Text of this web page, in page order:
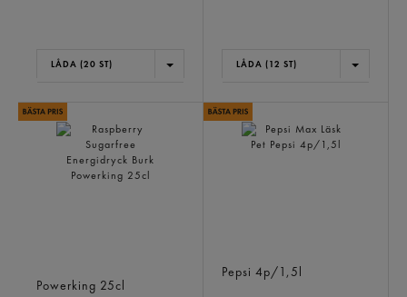
LÅDA (20 ST) LÅDA (12 ST)
Powerking 25cl
Pepsi 4p/1,5l